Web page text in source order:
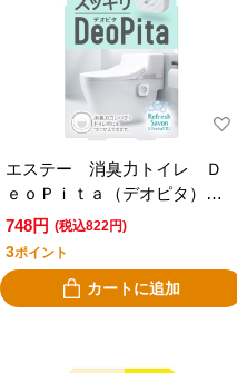
エステー 消臭力トイレ Ｄ
ｅｏＰｉｔａ（デオピタ）
つけかえ用 ２個入り リフ
レッシュサボン
748円 (税込822円)
3ポイント
カートに追加